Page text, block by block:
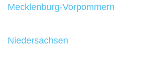
Mecklenburg-Vorpommern
Niedersachsen